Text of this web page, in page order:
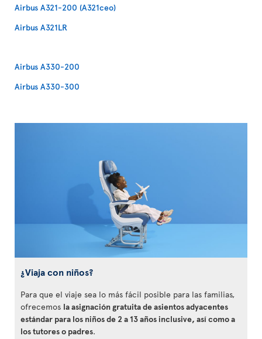
Airbus A321-200 (A321ceo)
Airbus A321LR
Airbus A330-200
Airbus A330-300
¿Viaja con niños?
Para que el viaje sea lo más fácil posible para las familias,
ofrecemos la asignación gratuita de asientos adyacentes
estándar para los niños de 2 a 13 años inclusive, así como a
los tutores o padres.